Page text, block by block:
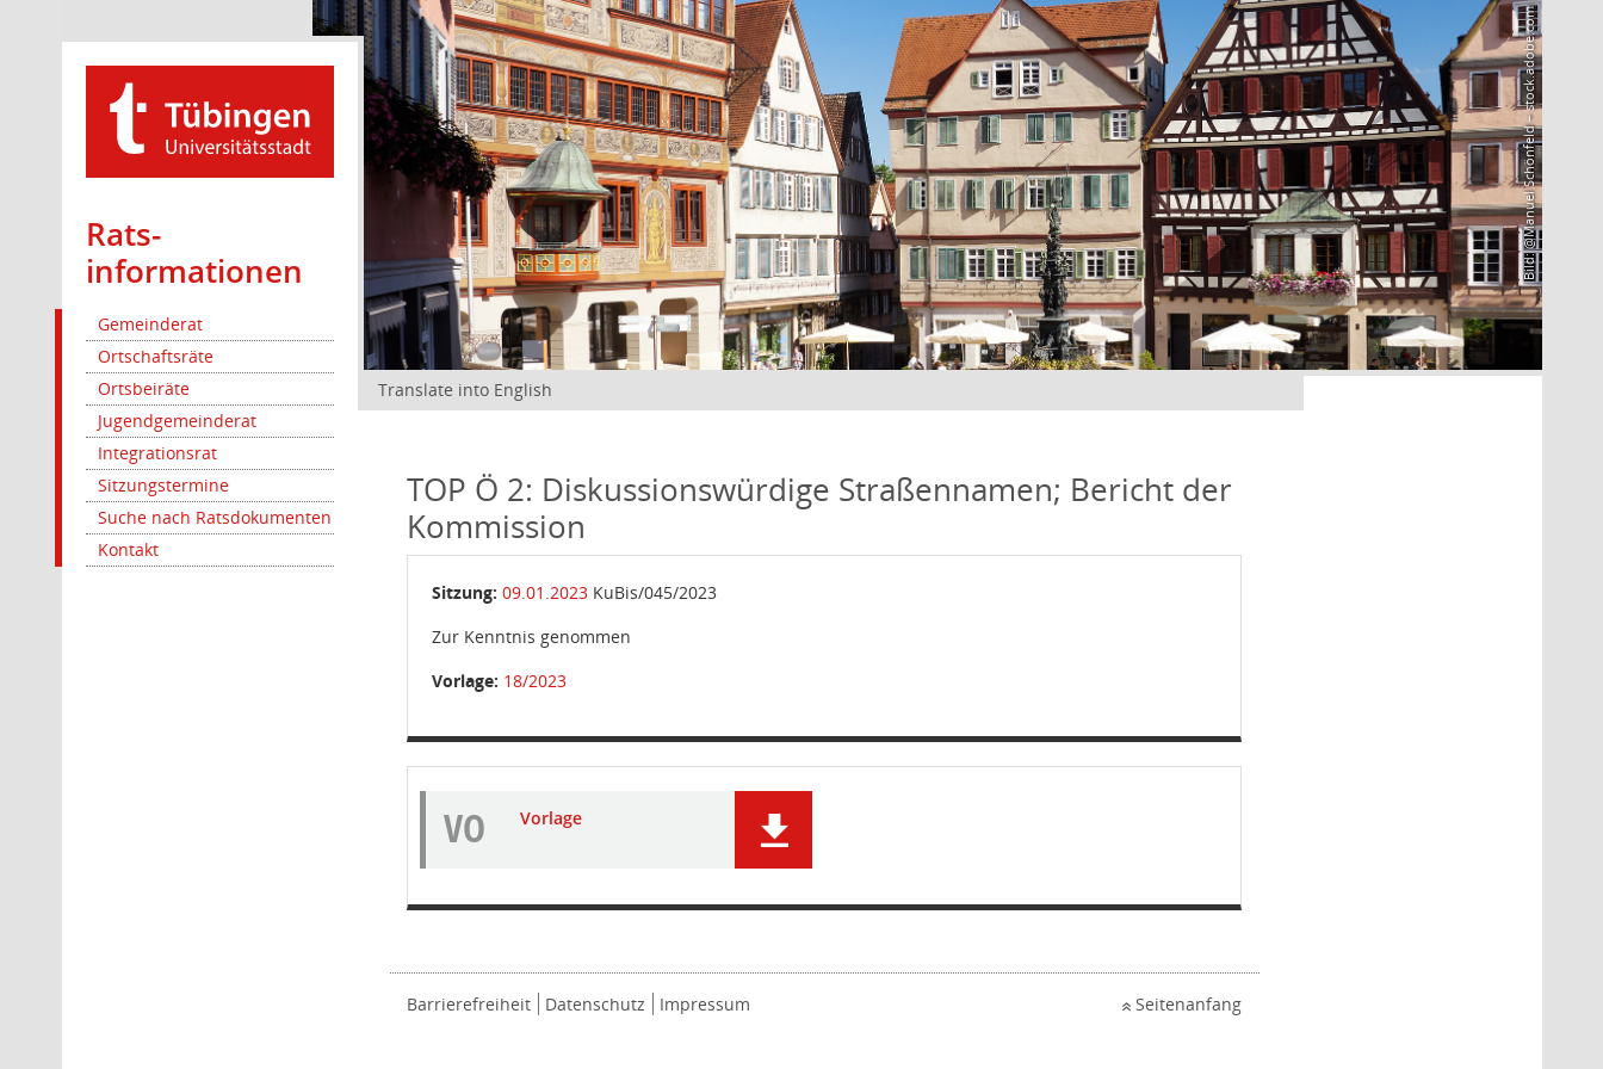
Rats­
informationen
Gemeinderat
Ortschaftsräte
Ortsbeiräte
Jugendgemeinderat
Integrationsrat
Sitzungstermine
Suche nach Ratsdokumenten
Kontakt
Bild: @Manuel Schönfeld – stock.adobe.com
Translate into English
TOP Ö 2: Diskussionswürdige Straßennamen; Bericht der
Kommission
Sitzung: 09.01.2023 KuBis/045/2023
Zur Kenntnis genommen
Vorlage: 18/2023
VO Vorlage
Barrierefreiheit Datenschutz Impressum Seitenanfang